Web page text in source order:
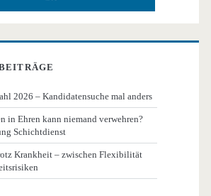
2026 – Kandidatensuche mal anders
in Ehren kann niemand verwehren?
Schichtdienst
Krankheit – zwischen Flexibilität